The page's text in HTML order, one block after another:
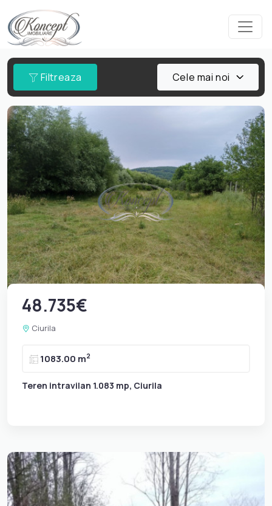
Filtreaza Cele mai noi
48.735€
Ciurila
1083.00 m2
Teren intravilan 1.083 mp, Ciurila